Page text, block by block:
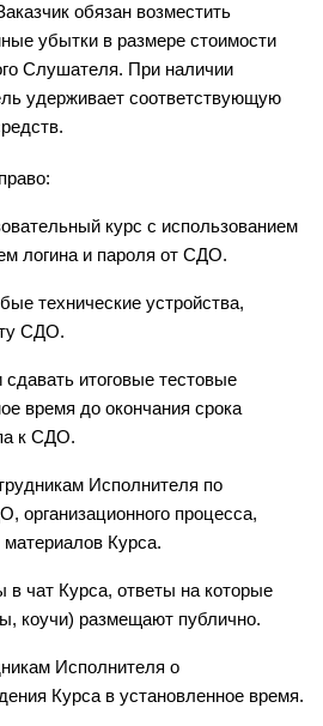
обязан возместить
убытки в размере стоимости
Слушателя. При наличии
удерживает соответствующую
курс с использованием
логина и пароля от СДО.
технические устройства,
СДО.
итоговые тестовые
время до окончания срока
к СДО.
Исполнителя по
организационного процесса,
Курса.
в чат Курса, ответы на которые
коучи) размещают публично.
Исполнителя о
Курса в установленное время.